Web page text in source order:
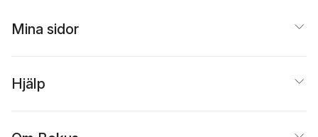
Mina sidor
Hjälp